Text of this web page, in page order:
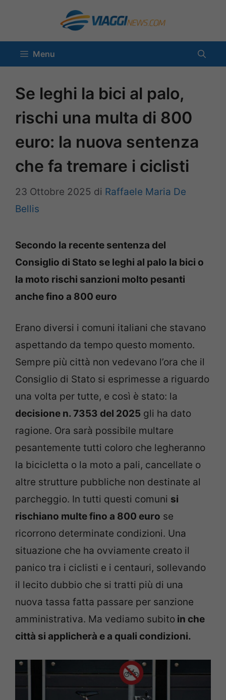
contenuto
Menu
Se leghi la bici al palo,
rischi una multa di 800
euro: la nuova sentenza
che fa tremare i ciclisti
23 Ottobre 2025 di Raffaele Maria De
Bellis
Secondo la recente sentenza del
Consiglio di Stato se leghi al palo la bici o
la moto rischi sanzioni molto pesanti
anche fino a 800 euro
Erano diversi i comuni italiani che stavano
aspettando da tempo questo momento.
Sempre più città non vedevano l’ora che il
Consiglio di Stato si esprimesse a riguardo
una volta per tutte, e così è stato: la
decisione n. 7353 del 2025 gli ha dato
ragione. Ora sarà possibile multare
pesantemente tutti coloro che legheranno
la bicicletta o la moto a pali, cancellate o
altre strutture pubbliche non destinate al
parcheggio. In tutti questi comuni si
rischiano multe fino a 800 euro se
ricorrono determinate condizioni. Una
situazione che ha ovviamente creato il
panico tra i ciclisti e i centauri, sollevando
il lecito dubbio che si tratti più di una
nuova tassa fatta passare per sanzione
amministrativa. Ma vediamo subito in che
città si applicherà e a quali condizioni.